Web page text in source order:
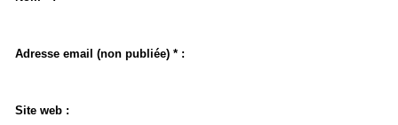
Adresse email (non publiée) * :
Site web :